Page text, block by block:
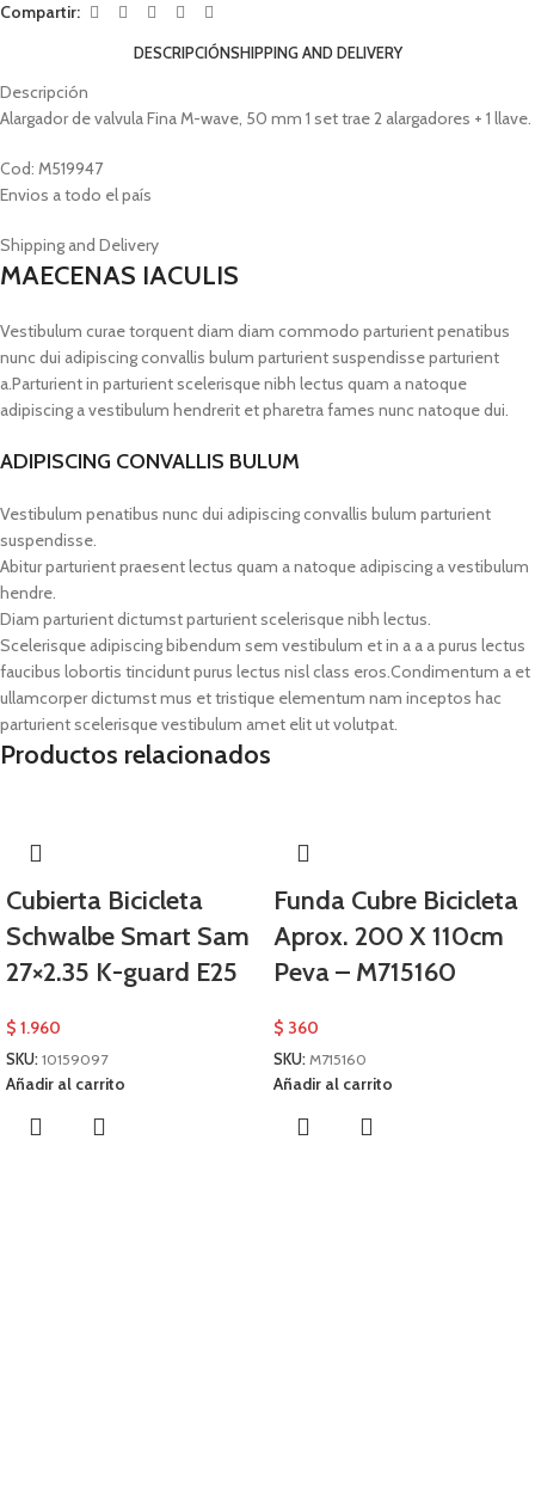
Compartir:
DESCRIPCIÓNSHIPPING AND DELIVERY
Descripción
Alargador de valvula Fina M-wave, 50 mm 1 set trae 2 alargadores + 1 llave.
Cod: M519947
Envios a todo el país
Shipping and Delivery
MAECENAS IACULIS
Vestibulum curae torquent diam diam commodo parturient penatibus
nunc dui adipiscing convallis bulum parturient suspendisse parturient
a.Parturient in parturient scelerisque nibh lectus quam a natoque
adipiscing a vestibulum hendrerit et pharetra fames nunc natoque dui.
ADIPISCING CONVALLIS BULUM
Vestibulum penatibus nunc dui adipiscing convallis bulum parturient
suspendisse.
Abitur parturient praesent lectus quam a natoque adipiscing a vestibulum
hendre.
Diam parturient dictumst parturient scelerisque nibh lectus.
Scelerisque adipiscing bibendum sem vestibulum et in a a a purus lectus
faucibus lobortis tincidunt purus lectus nisl class eros.Condimentum a et
ullamcorper dictumst mus et tristique elementum nam inceptos hac
parturient scelerisque vestibulum amet elit ut volutpat.
Productos relacionados
Cubierta Bicicleta
Schwalbe Smart Sam
27×2.35 K-guard E25
$ 1.960
SKU: 10159097
Añadir al carrito
Funda Cubre Bicicleta
Aprox. 200 X 110cm
Peva – M715160
$ 360
SKU: M715160
Añadir al carrito